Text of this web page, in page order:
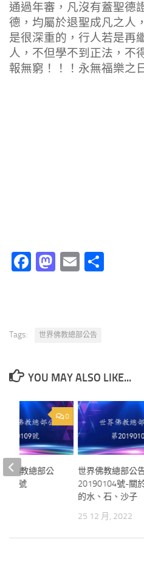
通過年審，凡沒有蓋聖德
德，均屬於退聖成凡之人
是很深重的，行人若是再
人，不但學不到正法，不
報無窮！！！永無福樂之
Facebook
Mastodon
Email
Tags: 世界佛教總部公告
YOU MAY ALSO LIKE...
世界佛教總部公
20190104號-關
的水、石、沙子
25 12 月, 2022
0
界佛教總部公
號